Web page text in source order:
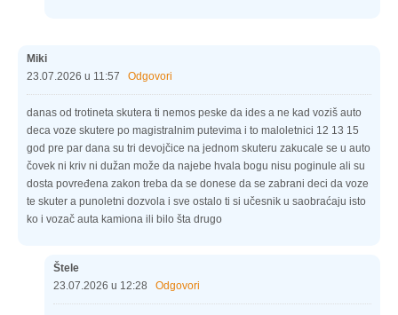
Miki
23.07.2026 u 11:57 Odgovori
danas od trotineta skutera ti nemos peske da ides a ne kad voziš auto
deca voze skutere po magistralnim putevima i to maloletnici 12 13 15
god pre par dana su tri devojčice na jednom skuteru zakucale se u auto
čovek ni kriv ni dužan može da najebe hvala bogu nisu poginule ali su
dosta povređena zakon treba da se donese da se zabrani deci da voze
te skuter a punoletni dozvola i sve ostalo ti si učesnik u saobraćaju isto
ko i vozač auta kamiona ili bilo šta drugo
Štele
23.07.2026 u 12:28 Odgovori